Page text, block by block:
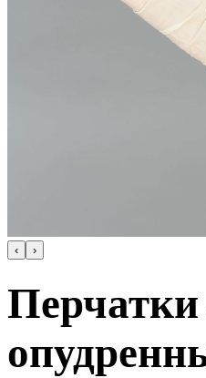
‹ ›